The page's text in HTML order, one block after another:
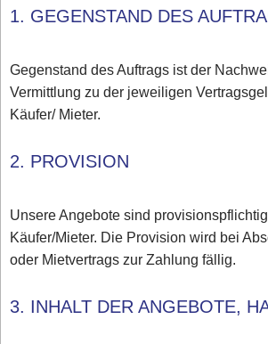
1. GEGENSTAND DES
Gegenstand des Auftrags ist der
Vermittlung zu der jeweiligen
Käufer/ Mieter.
2. PROVISION
Unsere Angebote sind
Käufer/Mieter. Die Provision wird bei
oder Mietvertrags zur Zahlung fällig.
3. INHALT DER ANGEBOTE,